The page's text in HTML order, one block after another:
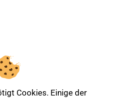
Cookies. Einige der